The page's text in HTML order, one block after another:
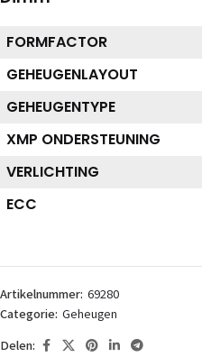
FORMFACTOR
GEHEUGENLAYOUT
GEHEUGENTYPE
XMP ONDERSTEUNING
VERLICHTING
ECC
Artikelnummer: 69280
Categorie: Geheugen
Delen: